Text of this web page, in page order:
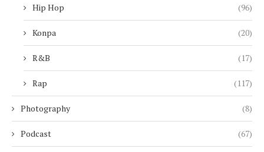
Hip Hop (96)
Konpa (20)
R&B (17)
Rap (117)
Photography (8)
Podcast (67)